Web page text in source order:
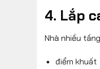
4. Lắp
Nhà nhiều
điểm khuất